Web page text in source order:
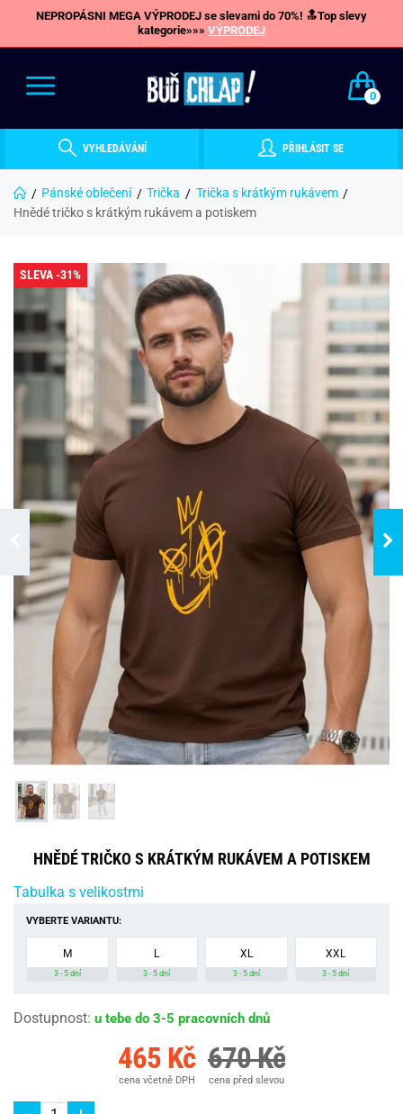
NEPROPÁSNI MEGA VÝPRODEJ se slevami do 70%! 🔝Top slevy
kategorie»»» VÝPRODEJ
0
VYHLEDÁVÁNÍ PŘIHLÁSIT SE
Pánské oblečení Trička
Trička s krátkým rukávem
Hnědé tričko s krátkým rukávem a potiskem
SLEVA -31%
HNĚDÉ TRIČKO S KRÁTKÝM RUKÁVEM A POTISKEM
Tabulka s velikostmi
VYBERTE VARIANTU:
M
3 - 5 dní
L
3 - 5 dní
XL
3 - 5 dní
XXL
3 - 5 dní
Dostupnost: u tebe do 3-5 pracovních dnů
465 Kč
cena včetně DPH
670 Kč
cena před slevou